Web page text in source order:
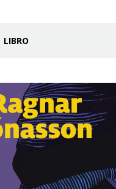
LIBRO